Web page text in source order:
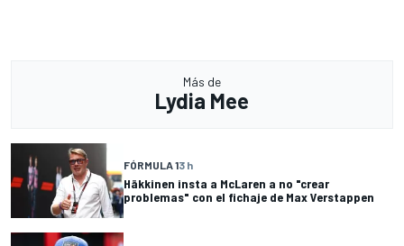
Más de
Lydia Mee
FÓRMULA 13 h
Häkkinen insta a McLaren a no "crear
problemas" con el fichaje de Max Verstappen